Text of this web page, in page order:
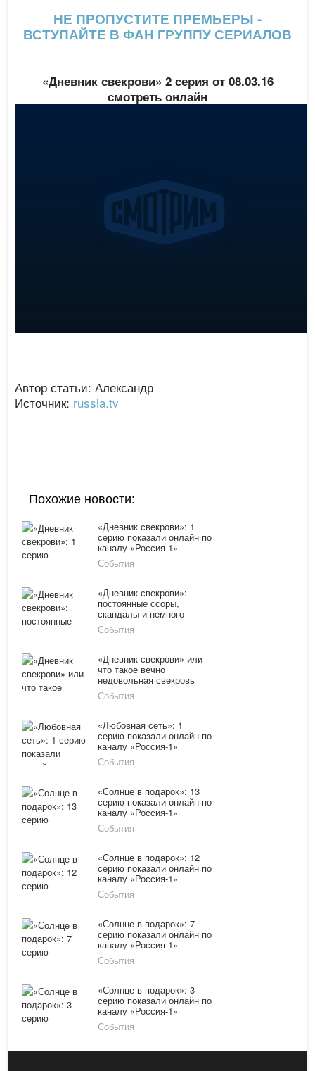
НЕ ПРОПУСТИТЕ ПРЕМЬЕРЫ -
ВСТУПАЙТЕ В ФАН ГРУППУ СЕРИАЛОВ
«Дневник свекрови» 2 серия от 08.03.16
смотреть онлайн
Автор статьи: Александр
Источник: russia.tv
Похожие новости:
«Дневник свекрови»: 1
серию показали онлайн по
каналу «Россия-1»
08.03.16
События
«Дневник свекрови»:
постоянные ссоры,
скандалы и немного
счастья
События
«Дневник свекрови» или
что такое вечно
недовольная свекровь
События
«Любовная сеть»: 1
серию показали онлайн по
каналу «Россия-1»
29.02.16
События
«Солнце в подарок»: 13
серию показали онлайн по
каналу «Россия-1»
08.02.16
События
«Солнце в подарок»: 12
серию показали онлайн по
каналу «Россия-1»
08.02.16
События
«Солнце в подарок»: 7
серию показали онлайн по
каналу «Россия-1»
03.02.16
События
«Солнце в подарок»: 3
серию показали онлайн по
каналу «Россия-1»
01.02.16
События